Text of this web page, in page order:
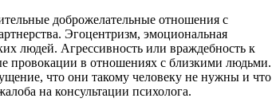
доброжелательные отношения с
Эгоцентризм, эмоциональная
людей. Агрессивность или враждебность к
провокации в отношениях с близкими людьми.
что они такому человеку не нужны и что
на консультации психолога.